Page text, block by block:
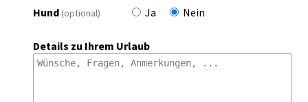
Hund (optional) Ja Nein
Details zu Ihrem Urlaub